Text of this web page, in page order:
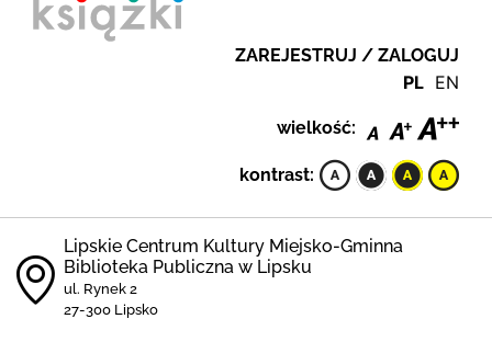
ZAREJESTRUJ / ZALOGUJ
PL EN
wielkość:
kontrast:
Lipskie Centrum Kultury Miejsko-Gminna
Biblioteka Publiczna w Lipsku
ul. Rynek 2
27-300 Lipsko